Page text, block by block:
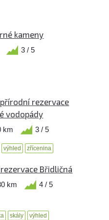
kameny
3 / 5
rezervace
vodopády
km 3 / 5
výhled zřícenina
Břidličná
km 4 / 5
skály výhled